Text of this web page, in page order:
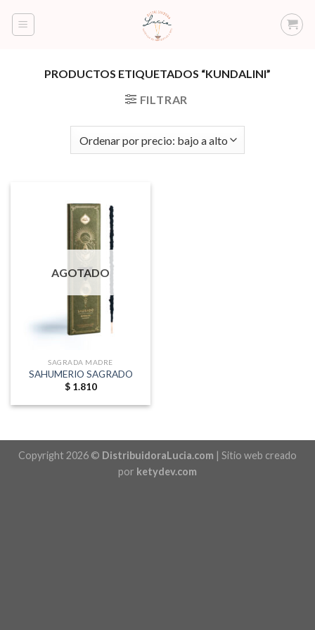
PRODUCTOS ETIQUETADOS “KUNDALINI”
FILTRAR
AGOTADO
SAGRADA MADRE
SAHUMERIO SAGRADO
$1.810
Copyright 2026 © DistribuidoraLucia.com | Sitio web creado
por ketydev.com